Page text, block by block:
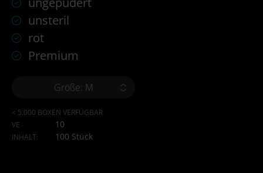
unsteril
rot
Premium
Größe: M
< 5.000 BOXEN VERFÜGBAR
VE
10
INHALT: 100 Stück